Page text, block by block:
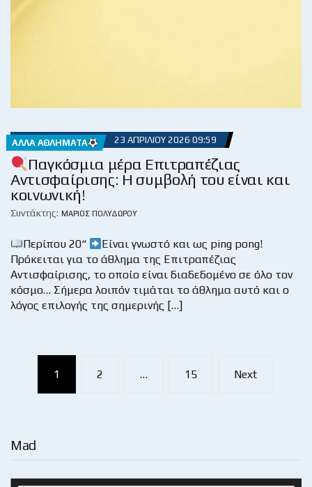
ΆΛΛΑ ΑΘΛΉΜΑΤΑ 23 ΑΠΡΙΛΊΟΥ 2026 09:59
Παγκόσμια μέρα Επιτραπέζιας
Αντισφαίρισης: Η συμβολή του είναι και
κοινωνική!
Συντάκτης: ΜΆΡΙΟΣ ΠΟΛΥΔΏΡΟΥ
Περίπου 20“
Είναι γνωστό και ως ping pong!
Πρόκειται για το άθλημα της Επιτραπέζιας
Αντισφαίρισης, το οποίο είναι διαδεδομένο σε όλο τον
κόσμο… Σήμερα λοιπόν τιμάται το άθλημα αυτό και ο
λόγος επιλογής της σημερινής […]
Posts
navigation
1 2 … 15 Next
Mad